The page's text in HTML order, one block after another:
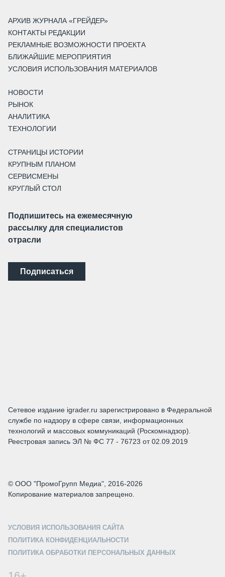
АРХИВ ЖУРНАЛА «ГРЕЙДЕР»
КОНТАКТЫ РЕДАКЦИИ
РЕКЛАМНЫЕ ВОЗМОЖНОСТИ ПРОЕКТА
БЛИЖАЙШИЕ МЕРОПРИЯТИЯ
УСЛОВИЯ ИСПОЛЬЗОВАНИЯ МАТЕРИАЛОВ
НОВОСТИ
РЫНОК
АНАЛИТИКА
ТЕХНОЛОГИИ
СТРАНИЦЫ ИСТОРИИ
КРУПНЫМ ПЛАНОМ
СЕРВИСМЕНЫ
КРУГЛЫЙ СТОЛ
Подпишитесь на ежемесячную
рассылку для специалистов
отрасли
Подписаться
Сетевое издание igrader.ru зарегистрировано в Федеральной
службе по надзору в сфере связи, информационных
технологий и массовых коммуникаций (Роскомнадзор).
Реестровая запись ЭЛ № ФС 77 - 76723 от 02.09.2019
© ООО "ПромоГрупп Медиа", 2016-2026
Копирование материалов запрещено.
УСЛОВИЯ ИСПОЛЬЗОВАНИЯ САЙТА
ПОЛИТИКА КОНФИДЕНЦИАЛЬНОСТИ
ПОЛИТИКА ОБРАБОТКИ ПЕРСОНАЛЬНЫХ ДАННЫХ